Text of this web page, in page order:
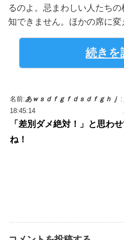
るのよ。忌まわしい人たち
知できません。ほかの席に変
続きを
名前:あｗｓｄｆｇｆｄｓｄｆｇｈｊ :
18:45:14
「差別ダメ絶対！」と思わ
ね！